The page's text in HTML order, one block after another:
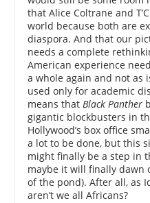
that Alice Coltrane and
world because both are
diaspora. And that our
needs a complete
American experience
a whole again and not as
used only for academic
means thatBlack Panther
gigantic blockbusters in
Hollywood’s box office
a lot to be done, but this
might finally be a step in
maybe it will finally dawn
of the pond). After all, as
aren’t we all Africans?